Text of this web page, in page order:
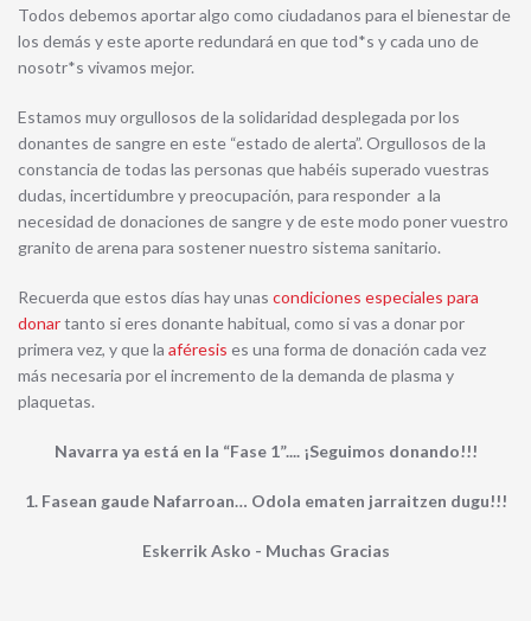
Todos debemos aportar algo como ciudadanos para el bienestar de
los demás y este aporte redundará en que tod*s y cada uno de
nosotr*s vivamos mejor.
Estamos muy orgullosos de la solidaridad desplegada por los
donantes de sangre en este “estado de alerta”. Orgullosos de la
constancia de todas las personas que habéis superado vuestras
dudas, incertidumbre y preocupación, para responder a la
necesidad de donaciones de sangre y de este modo poner vuestro
granito de arena para sostener nuestro sistema sanitario.
Recuerda que estos días hay unas condiciones especiales para
donartanto si eres donante habitual, como si vas a donar por
primera vez, y que la aféresis es una forma de donación cada vez
más necesaria por el incremento de la demanda de plasma y
plaquetas.
Navarra ya está en la “Fase 1”.... ¡Seguimos donando!!!
1. Fasean gaude Nafarroan… Odola ematen jarraitzen dugu!!!
Eskerrik Asko - Muchas Gracias